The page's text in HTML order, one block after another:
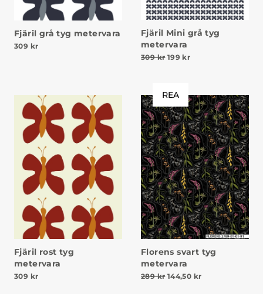
Fjäril grå tyg metervara
309 kr
Fjäril Mini grå tyg
metervara
309kr Det ursprungliga priset
199 krDet nuvarande
Fjäril rost tyg
metervara
309 kr
REA
Florens svart tyg
metervara
289kr Det ursprungliga priset
144,50 krDet nuvarande